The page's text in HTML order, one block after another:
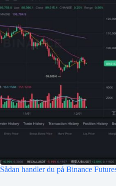
Sådan handler du på Binance